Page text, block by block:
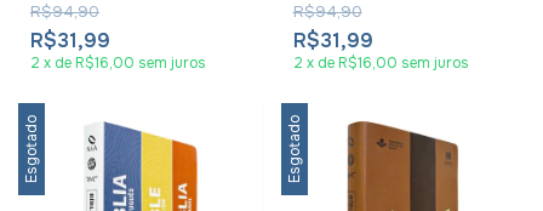
R$31,99
R$94,90
2 x de R$16,00 sem juros
R$31,99
R$94,90
2 x de R$16,00 sem juros
Esgotado Esgotado